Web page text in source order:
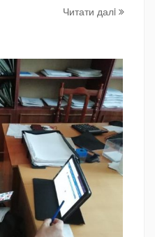
Читати далi